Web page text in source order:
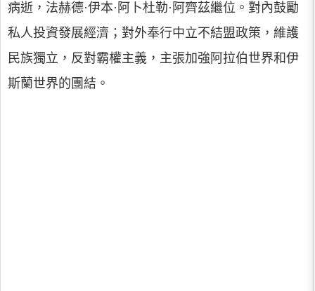
病逝，法赫德·伊本·阿卜杜勒·阿齊茲繼位。對內鼓勵
私人投資發展經濟；對外奉行中立不結盟政策，維護
民族獨立，反對霸權主義，主張加強阿拉伯世界和伊
斯蘭世界的團結。